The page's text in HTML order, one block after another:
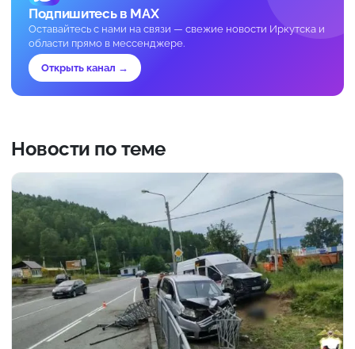
Подпишитесь в MAX
Оставайтесь с нами на связи — свежие новости Иркутска и
области прямо в мессенджере.
Открыть канал →
Новости по теме